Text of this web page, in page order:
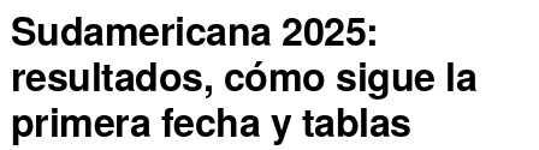
Sudamericana 2025:
resultados, cómo sigue la
primera fecha y tablas